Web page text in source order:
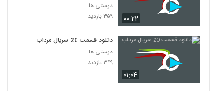
۰۰:۲۲
دوستی ها
۳۵۹ بازدید
۰۱:۰۴
دانلود قسمت 20 سریال مرداب
دوستی ها
۳۴۹ بازدید